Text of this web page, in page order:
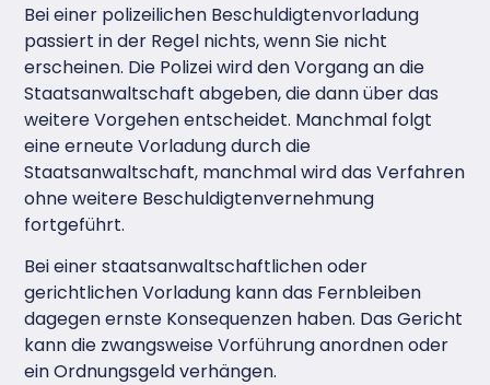
Bei einer polizeilichen Beschuldigtenvorladung
passiert in der Regel nichts, wenn Sie nicht
erscheinen. Die Polizei wird den Vorgang an die
Staatsanwaltschaft abgeben, die dann über das
weitere Vorgehen entscheidet. Manchmal folgt
eine erneute Vorladung durch die
Staatsanwaltschaft, manchmal wird das Verfahren
ohne weitere Beschuldigtenvernehmung
fortgeführt.
Bei einer staatsanwaltschaftlichen oder
gerichtlichen Vorladung kann das Fernbleiben
dagegen ernste Konsequenzen haben. Das Gericht
kann die zwangsweise Vorführung anordnen oder
ein Ordnungsgeld verhängen.